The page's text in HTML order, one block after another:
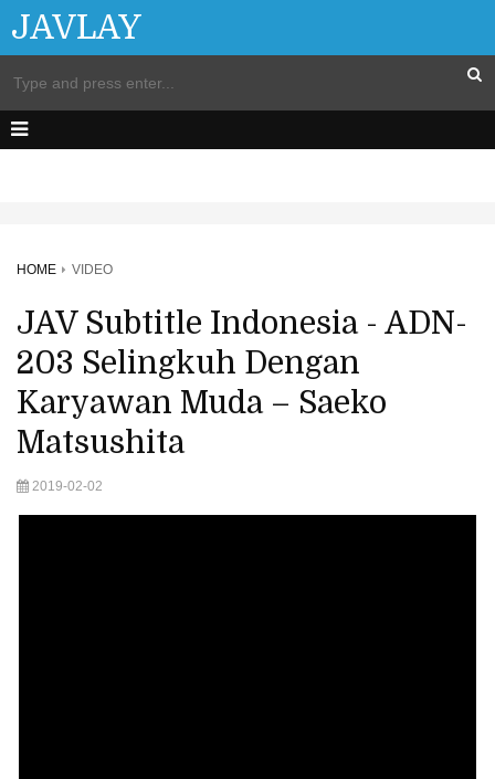
JAVLAY
HOME VIDEO
JAV Subtitle Indonesia - ADN-
203 Selingkuh Dengan
Karyawan Muda – Saeko
Matsushita
2019-02-02